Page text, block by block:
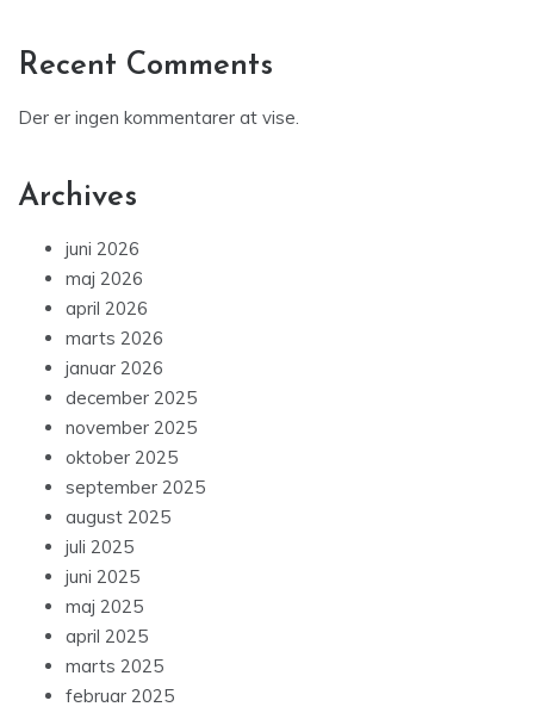
Recent Comments
Der er ingen kommentarer at vise.
Archives
juni 2026
maj 2026
april 2026
marts 2026
januar 2026
december 2025
november 2025
oktober 2025
september 2025
august 2025
juli 2025
juni 2025
maj 2025
april 2025
marts 2025
februar 2025